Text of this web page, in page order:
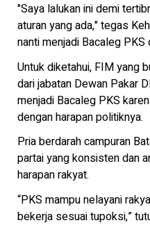
"Saya lalukan ini demi
aturan yang ada," tegas
nanti menjadi Bacaleg
Untuk diketahui, FIM yang
dari jabatan Dewan Pakar
menjadi Bacaleg PKS
dengan harapan politiknya.
Pria berdarah campuran
partai yang konsisten dan
harapan rakyat.
“PKS mampu nelayani
bekerja sesuai tupoksi,”